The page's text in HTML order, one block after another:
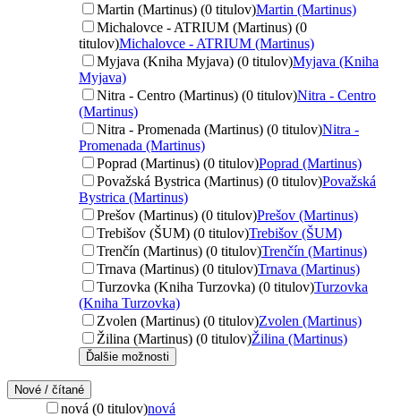
Martin (Martinus) (0 titulov)Martin (Martinus)
Michalovce - ATRIUM (Martinus) (0
titulov)Michalovce - ATRIUM (Martinus)
Myjava (Kniha Myjava) (0 titulov)Myjava (Kniha
Myjava)
Nitra - Centro (Martinus) (0 titulov)Nitra - Centro
(Martinus)
Nitra - Promenada (Martinus) (0 titulov)Nitra -
Promenada (Martinus)
Poprad (Martinus) (0 titulov)Poprad (Martinus)
Považská Bystrica (Martinus) (0 titulov)Považská
Bystrica (Martinus)
Prešov (Martinus) (0 titulov)Prešov (Martinus)
Trebišov (ŠUM) (0 titulov)Trebišov (ŠUM)
Trenčín (Martinus) (0 titulov)Trenčín (Martinus)
Trnava (Martinus) (0 titulov)Trnava (Martinus)
Turzovka (Kniha Turzovka) (0 titulov)Turzovka
(Kniha Turzovka)
Zvolen (Martinus) (0 titulov)Zvolen (Martinus)
Žilina (Martinus) (0 titulov)Žilina (Martinus)
Ďalšie možnosti
Nové / čítané
nová (0 titulov)nová